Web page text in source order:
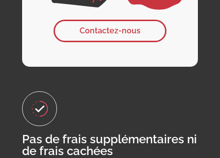
Contactez-nous
Pas de frais supplémentaires ni
de frais cachées